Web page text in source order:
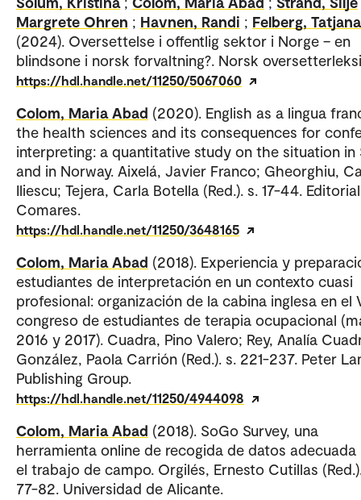
Margrete Ohren ; Havnen, Randi ; Felberg, Tatjana
(2024). Oversettelse i offentlig sektor i Norge – en
blindsone i norsk forvaltning?. Norsk
https://hdl.handle.net/11250/5067060
Colom, Maria Abad (2020). English as a lingua
the health sciences and its consequences for
interpreting: a quantitative study on the situation in
and in Norway. Aixelá, Javier Franco; Gheorghiu,
Iliescu; Tejera, Carla Botella (Red.). s. 17-44. Editorial
Comares.
https://hdl.handle.net/11250/3648165
Colom, Maria Abad (2018). Experiencia y
estudiantes de interpretación en un contexto cuasi
profesional: organización de la cabina inglesa en el
congreso de estudiantes de terapia ocupacional
2016 y 2017). Cuadra, Pino Valero; Rey, Analía
González, Paola Carrión (Red.). s. 221-237. Peter
Publishing Group.
https://hdl.handle.net/11250/4944098
Colom, Maria Abad (2018). SoGo Survey, una
herramienta online de recogida de datos adecuada
el trabajo de campo. Orgilés, Ernesto Cutillas
77-82. Universidad de Alicante.